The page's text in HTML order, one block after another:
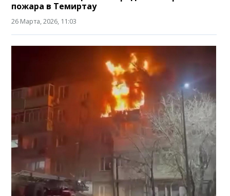
пожара в Темиртау
26 Марта, 2026, 11:03